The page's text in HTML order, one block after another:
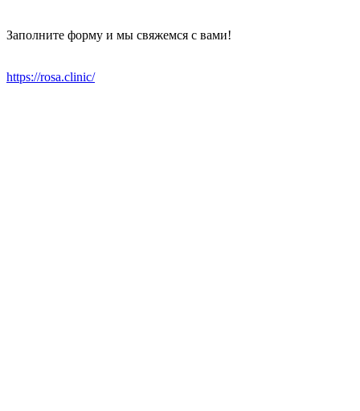
Заполните форму и мы свяжемся с вами!
https://rosa.clinic/